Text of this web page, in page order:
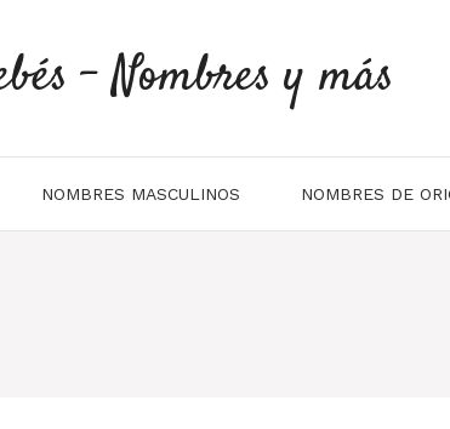
- Nombres y más
NOMBRES MASCULINOS NOMBRES DE